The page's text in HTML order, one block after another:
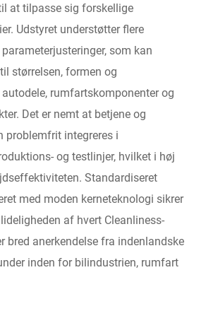
at tilpasse sig forskellige
Udstyret understøtter flere
som kan
størrelsen, formen og
rumfartskomponenter og
Det er nemt at betjene og
problemfrit integreres i
og testlinjer, hvilket i høj
Standardiseret
med moden kerneteknologi sikrer
af ​​hvert Cleanliness-
bred anerkendelse fra indenlandske
inden for bilindustrien, rumfart